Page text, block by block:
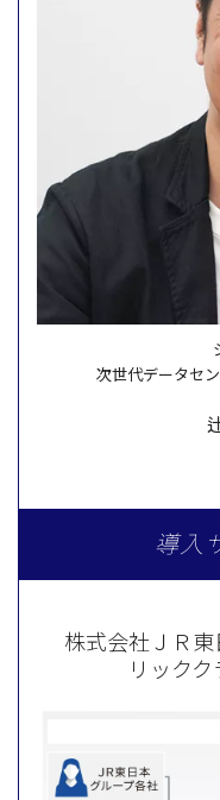
次世代データセ
導入
株式会社ＪＲ
リック